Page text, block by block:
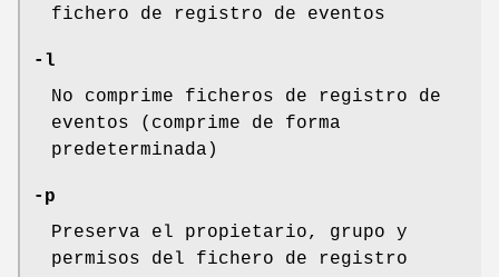
fichero de registro de eventos
-l
No comprime ficheros de registro de
eventos (comprime de forma
predeterminada)
-p
Preserva el propietario, grupo y
permisos del fichero de registro